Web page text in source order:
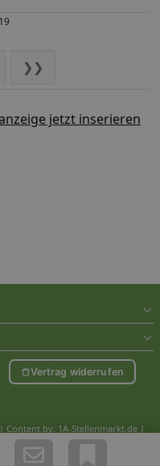
❯❯
jetzt inserieren
Vertrag widerrufen
Content by: 1A-Stellenmarkt.de |
( 0.779)